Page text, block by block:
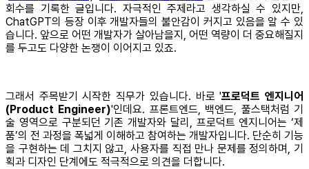
회수를 기록한 글입니다. 자극적인 주제라고 생각하실 수 있지만,
ChatGPT의 등장 이후 개발자들의 불안감이 커지고 있음을 알 수 있
습니다. 앞으로 어떤 개발자가 살아남을지, 어떤 역량이 더 중요해질지
를 두고도 다양한 논쟁이 이어지고 있죠.
그래서 주목받기 시작한 직무가 있습니다. 바로 '프로덕트 엔지니어
(Product Engineer)'인데요. 프론트엔드, 백엔드, 풀스택처럼 기
술 영역으로 구분되던 기존 개발자와 달리, 프로덕트 엔지니어는 ‘제
품’의 전 과정을 폭넓게 이해하고 참여하는 개발자입니다. 단순히 기능
을 구현하는 데 그치지 않고, 사용자를 직접 만나 문제를 정의하며, 기
획과 디자인 단계에도 적극적으로 의견을 더합니다.